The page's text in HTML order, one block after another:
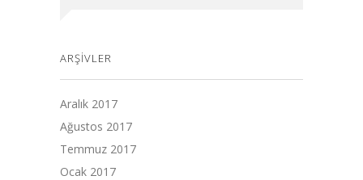
ARŞIVLER
Aralık 2017
Ağustos 2017
Temmuz 2017
Ocak 2017